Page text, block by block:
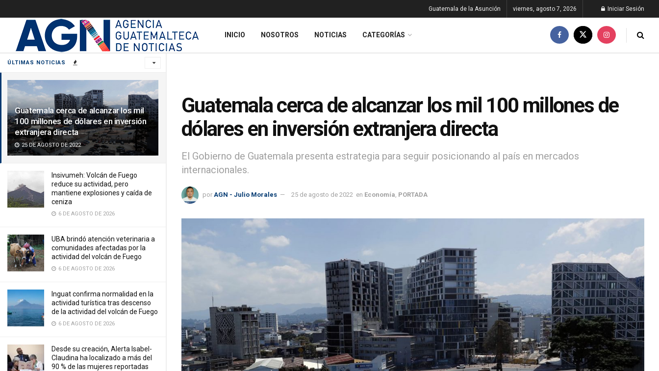
ÚLTIMAS NOTICIAS
Guatemala cerca de alcanzar los mil
100 millones de dólares en inversión
extranjera directa
25 DE AGOSTO DE 2022
Insivumeh: Volcán de Fuego
reduce su actividad, pero
mantiene explosiones y caída de
ceniza
6 DE AGOSTO DE 2026
UBA brindó atención veterinaria a
comunidades afectadas por la
actividad del volcán de Fuego
6 DE AGOSTO DE 2026
Inguat confirma normalidad en la
actividad turística tras descenso
de la actividad del volcán de Fuego
6 DE AGOSTO DE 2026
Desde su creación, Alerta Isabel-
Claudina ha localizado a más del
90 % de las mujeres reportadas
Guatemala de la Asunción viernes, agosto 7, 2026 Iniciar Sesión
INICIO NOSOTROS NOTICIAS CATEGORÍAS
Guatemala cerca de alcanzar los mil 100 millones de
dólares en inversión extranjera directa
El Gobierno de Guatemala presenta estrategia para seguir posicionando al país en mercados
internacionales.
por AGN - Julio Morales 25 de agosto de 2022 en Economía PORTADA